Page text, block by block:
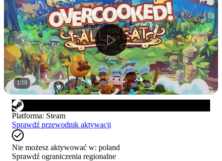
1/10
Platforma: Steam
Sprawdź przewodnik aktywacji
Nie możesz aktywować w: poland
Sprawdź ograniczenia regionalne